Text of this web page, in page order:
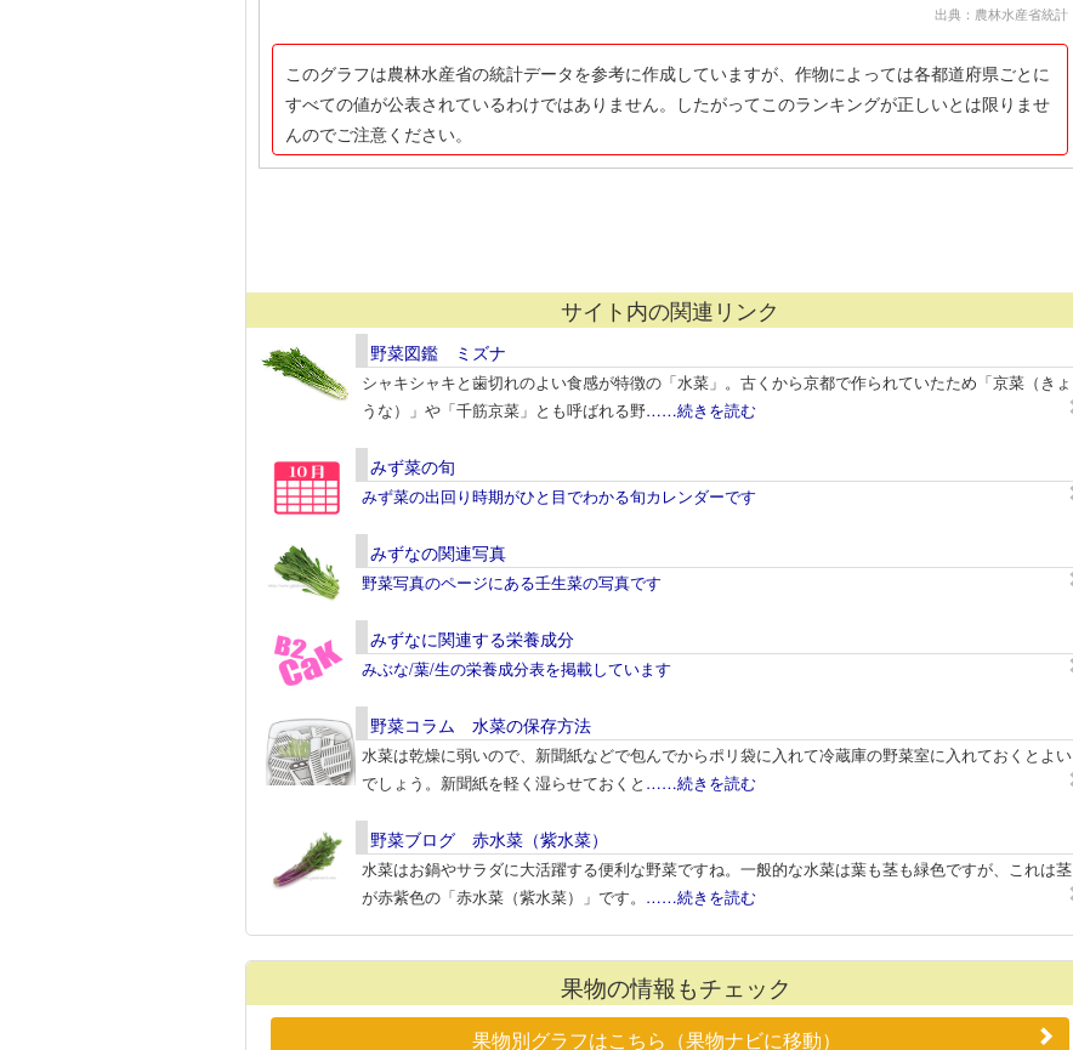
出典：農林水産省統計
このグラフは農林水産省の統計データを参考に作成していますが、作物によっては各都道府県ごとに
すべての値が公表されているわけではありません。したがってこのランキングが正しいとは限りませ
んのでご注意ください。
サイト内の関連リンク
野菜図鑑 ミズナ
シャキシャキと歯切れのよい食感が特徴の「水菜」。古くから京都で作られていたため「京菜（きょ
うな）」や「千筋京菜」とも呼ばれる野……続きを読む
みず菜の旬
みず菜の出回り時期がひと目でわかる旬カレンダーです
みずなの関連写真
野菜写真のページにある壬生菜の写真です
みずなに関連する栄養成分
みぶな/葉/生の栄養成分表を掲載しています
野菜コラム 水菜の保存方法
水菜は乾燥に弱いので、新聞紙などで包んでからポリ袋に入れて冷蔵庫の野菜室に入れておくとよい
でしょう。新聞紙を軽く湿らせておくと ……続きを読む
野菜ブログ 赤水菜（紫水菜）
水菜はお鍋やサラダに大活躍する便利な野菜ですね。一般的な水菜は葉も茎も緑色ですが、これは茎
が赤紫色の「赤水菜（紫水菜）」です。 ……続きを読む
果物の情報もチェック
果物別グラフはこちら（果物ナビに移動）